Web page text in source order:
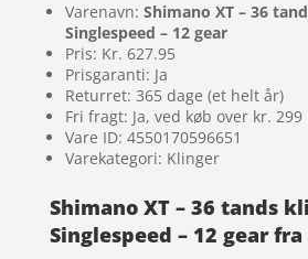
Varenavn: Shimano XT – 36
Singlespeed – 12 gear
Pris: Kr. 627.95
Prisgaranti: Ja
Returret: 365 dage (et helt år)
Fri fragt: Ja, ved køb over kr. 299
Vare ID: 4550170596651
Varekategori: Klinger
Shimano XT – 36 tands
Singlespeed – 12 gear